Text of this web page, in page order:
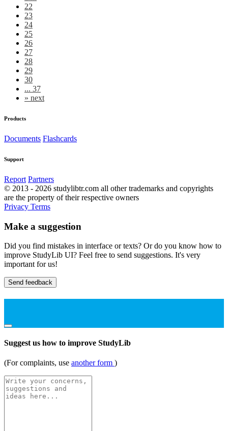
22
23
24
25
26
27
28
29
30
... 37
» next
Products
Documents Flashcards
Support
Report Partners
© 2013 - 2026 studylibtr.com all other trademarks and copyrights
are the property of their respective owners
Privacy Terms
Make a suggestion
Did you find mistakes in interface or texts? Or do you know how to
improve StudyLib UI? Feel free to send suggestions. It's very
important for us!
Send feedback
Suggest us how to improve StudyLib
(For complaints, use another form )